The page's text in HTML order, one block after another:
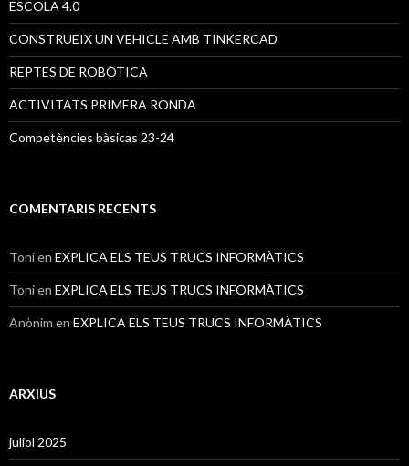
ESCOLA 4.0
CONSTRUEIX UN VEHICLE AMB TINKERCAD
REPTES DE ROBÒTICA
ACTIVITATS PRIMERA RONDA
Competències bàsicas 23-24
COMENTARIS RECENTS
Tonien EXPLICA ELS TEUS TRUCS INFORMÀTICS
Tonien EXPLICA ELS TEUS TRUCS INFORMÀTICS
Anònim en EXPLICA ELS TEUS TRUCS INFORMÀTICS
ARXIUS
juliol 2025